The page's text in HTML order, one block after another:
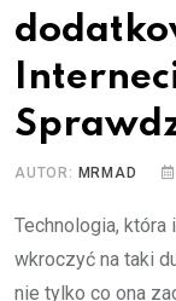
AUTOR: MRMAD
Technologia, która
wkroczyć na taki
nie tylko co ona